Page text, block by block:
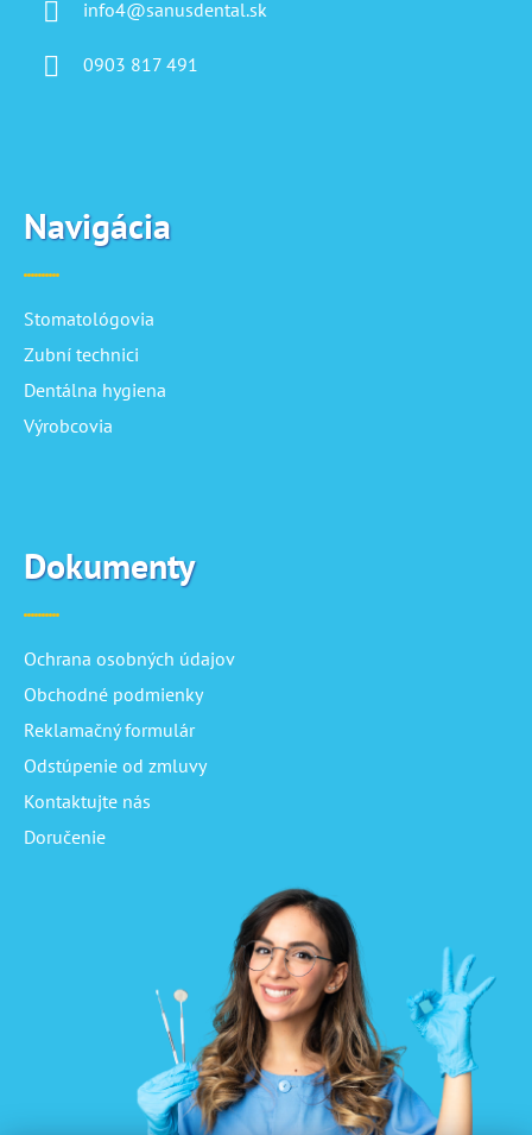
info4@sanusdental.sk
0903 817 491
Navigácia
Stomatológovia
Zubní technici
Dentálna hygiena
Výrobcovia
Dokumenty
Ochrana osobných údajov
Obchodné podmienky
Reklamačný formulár
Odstúpenie od zmluvy
Kontaktujte nás
Doručenie